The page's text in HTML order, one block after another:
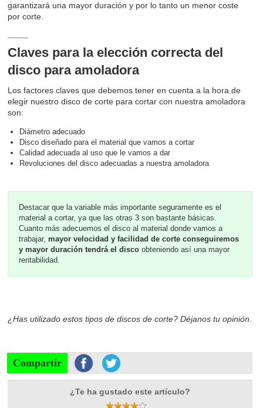
garantizará una mayor duración y por lo tanto un menor coste
por corte.
Claves para la elección correcta del
disco para amoladora
Los factores claves que debemos tener en cuenta a la hora de
elegir nuestro disco de corte para cortar con nuestra amoladora
son:
Diámetro adecuado
Disco diseñado para el material que vamos a cortar
Calidad adecuada al uso que le vamos a dar
Revoluciones del disco adecuadas a nuestra amoladora
Destacar que la variable más importante seguramente es el
material a cortar, ya que las otras 3 son bastante básicas.
Cuanto más adecuemos el disco al material donde vamos a
trabajar,mayor velocidad y facilidad de corte conseguiremos
y mayor duración tendrá el disco obteniendo así una mayor
rentabilidad.
¿Has utilizado estos tipos de discos de corte? Déjanos tu opinión.
Compartir
¿Te ha gustado este artículo?